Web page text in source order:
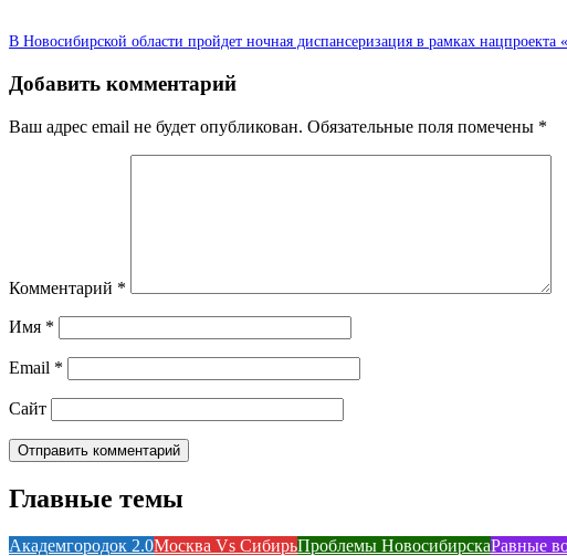
В Новосибирской области пройдет ночная диспансеризация в рамках нацпроекта
Добавить комментарий
Ваш адрес email не будет опубликован. Обязательные поля помечены *
Комментарий *
Имя *
Email *
Сайт
Главные темы
Академгородок 2.0Москва Vs СибирьПроблемы НовосибирскаРавные